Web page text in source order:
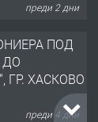
преди 2 дни
ПОД
ДО
ГР. ХАСКОВО
преди 4 дни